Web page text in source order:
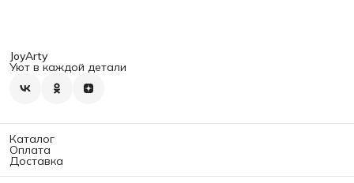
JoyArty
Уют в каждой детали
Каталог
Оплата
Доставка